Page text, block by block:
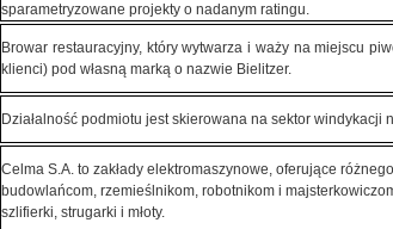
sparametryzowane projekty o nadanym ratingu.
Browar restauracyjny, który wytwarza i waży na miejscu
klienci) pod własną marką o nazwie Bielitzer.
Działalność podmiotu jest skierowana na sektor windykacji
Celma S.A. to zakłady elektromaszynowe, oferujące
budowlańcom, rzemieślnikom, robotnikom i
szlifierki, strugarki i młoty.